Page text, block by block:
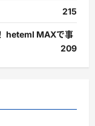
215
heteml MAXで事
209